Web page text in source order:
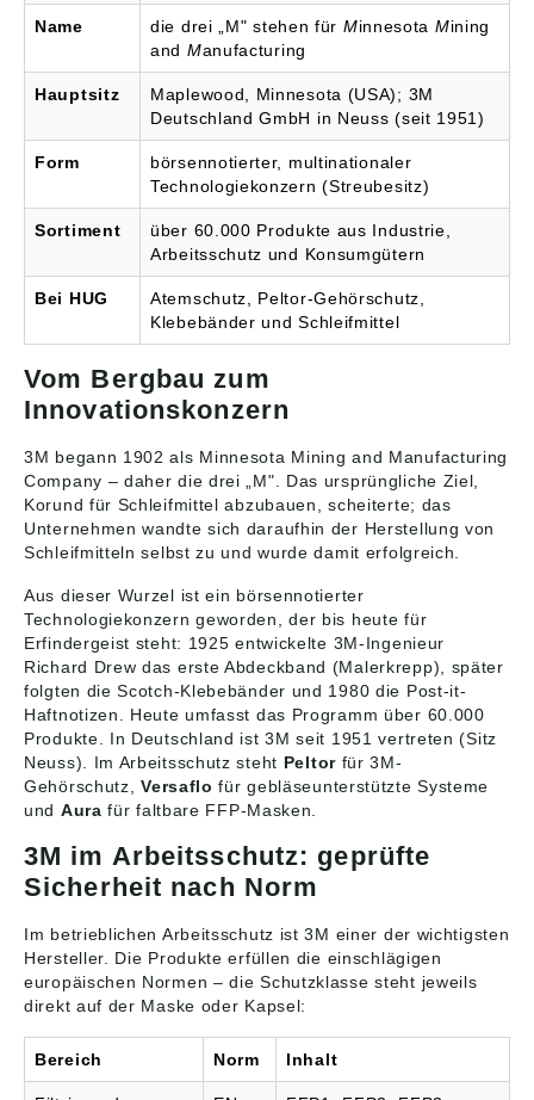
Name die drei „M" stehen für Minnesota Mining
and Manufacturing
Hauptsitz
Maplewood, Minnesota (USA); 3M
Deutschland GmbH in Neuss (seit 1951)
Form
börsennotierter, multinationaler
Technologiekonzern (Streubesitz)
Sortiment
über 60.000 Produkte aus Industrie,
Arbeitsschutz und Konsumgütern
Bei HUG
Atemschutz, Peltor-Gehörschutz,
Klebebänder und Schleifmittel
Vom Bergbau zum
Innovationskonzern
3M begann 1902 als Minnesota Mining and Manufacturing
Company – daher die drei „M". Das ursprüngliche Ziel,
Korund für Schleifmittel abzubauen, scheiterte; das
Unternehmen wandte sich daraufhin der Herstellung von
Schleifmitteln selbst zu und wurde damit erfolgreich.
Aus dieser Wurzel ist ein börsennotierter
Technologiekonzern geworden, der bis heute für
Erfindergeist steht: 1925 entwickelte 3M-Ingenieur
Richard Drew das erste Abdeckband (Malerkrepp), später
folgten die Scotch-Klebebänder und 1980 die Post-it-
Haftnotizen. Heute umfasst das Programm über 60.000
Produkte. In Deutschland ist 3M seit 1951 vertreten (Sitz
Neuss). Im Arbeitsschutz steht Peltorfür 3M-
Gehörschutz,Versaflo für gebläseunterstützte Systeme
und Aura für faltbare FFP-Masken.
3M im Arbeitsschutz: geprüfte
Sicherheit nach Norm
Im betrieblichen Arbeitsschutz ist 3M einer der wichtigsten
Hersteller. Die Produkte erfüllen die einschlägigen
europäischen Normen – die Schutzklasse steht jeweils
direkt auf der Maske oder Kapsel:
Bereich Norm Inhalt